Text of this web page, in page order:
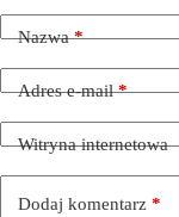
Nazwa*
Adres e-mail*
Witryna internetowa
Dodaj komentarz *